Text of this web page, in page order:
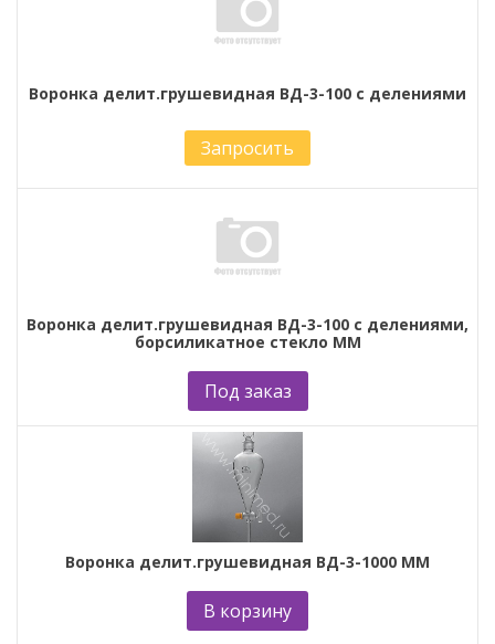
Воронка делит.грушевидная ВД-3-100 с делениями
Запросить
Воронка делит.грушевидная ВД-3-100 с делениями,
борсиликатное стекло ММ
Под заказ
Воронка делит.грушевидная ВД-3-1000 ММ
В корзину